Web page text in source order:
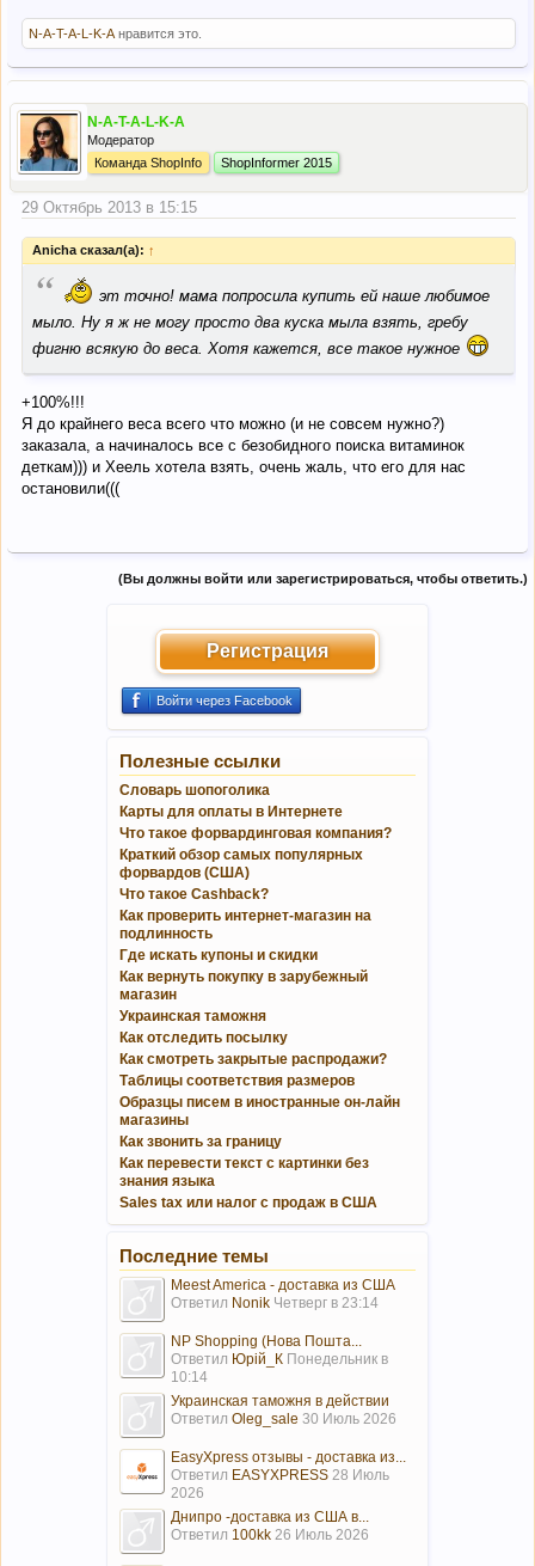
N-A-T-A-L-K-A нравится это.
N-A-T-A-L-K-A
Модератор
Команда ShopInfo
ShopInformer 2015
29 Октябрь 2013 в 15:15
Anicha сказал(а): ↑
“
эт точно! мама попросила купить ей наше любимое
мыло. Ну я ж не могу просто два куска мыла взять, гребу
фигню всякую до веса. Хотя кажется, все такое нужное
+100%!!!
Я до крайнего веса всего что можно (и не совсем нужно?)
заказала, а начиналось все с безобидного поиска витаминок
деткам))) и Хеель хотела взять, очень жаль, что его для нас
остановили(((
(Вы должны войти или зарегистрироваться, чтобы ответить.)
Регистрация
Войти через Facebook
Полезные ссылки
Словарь шопоголика
Карты для оплаты в Интернете
Что такое форвардинговая компания?
Краткий обзор самых популярных
форвардов (США)
Что такое Cashback?
Как проверить интернет-магазин на
подлинность
Где искать купоны и скидки
Как вернуть покупку в зарубежный
магазин
Украинская таможня
Как отследить посылку
Как смотреть закрытые распродажи?
Таблицы соответствия размеров
Образцы писем в иностранные он-лайн
магазины
Как звонить за границу
Как перевести текст с картинки без
знания языка
Sales tax или налог с продаж в США
Последние темы
Meest America - доставка из США
Ответил Nonik Четверг в 23:14
NP Shopping (Нова Пошта...
Ответил Юрій_К Понедельник в
10:14
Украинская таможня в действии
Ответил Oleg_sale 30 Июль 2026
EasyXpress отзывы - доставка из...
Ответил EASYXPRESS 28 Июль
2026
Днипро -доставка из США в...
Ответил 100kk 26 Июль 2026